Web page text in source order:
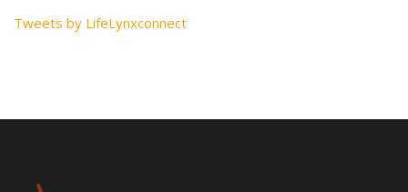
Tweets by LifeLynxconnect